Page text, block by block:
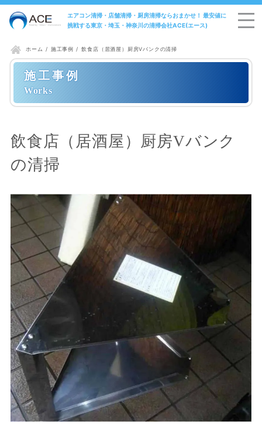
エアコン清掃・店舗清掃・厨房清掃ならおまかせ！ 最安値に
挑戦する東京・埼玉・神奈川の清掃会社ACE(エース)
ホーム 施工事例 飲食店（居酒屋）厨房Vバンクの清掃
施工事例
飲食店（居酒屋）厨房Vバンク
の清掃